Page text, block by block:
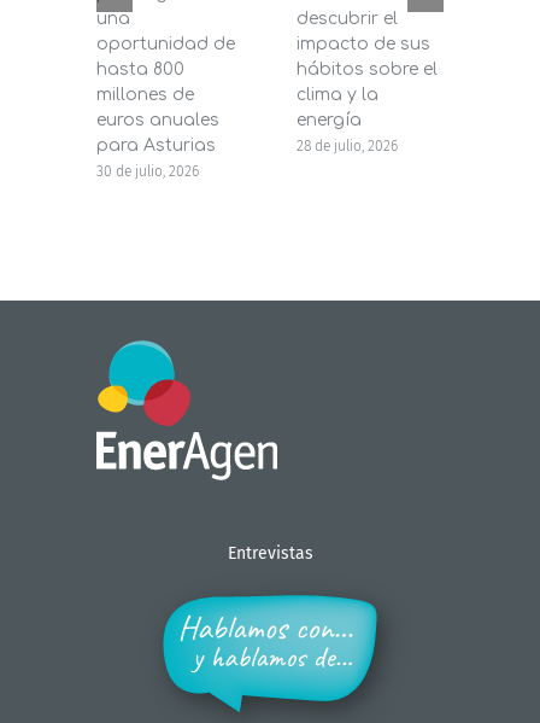
una
oportunidad de
hasta 800
millones de
euros anuales
para Asturias
30 de julio, 2026
descubrir el
impacto de sus
hábitos sobre el
clima y la
energía
28 de julio, 2026
Entrevistas